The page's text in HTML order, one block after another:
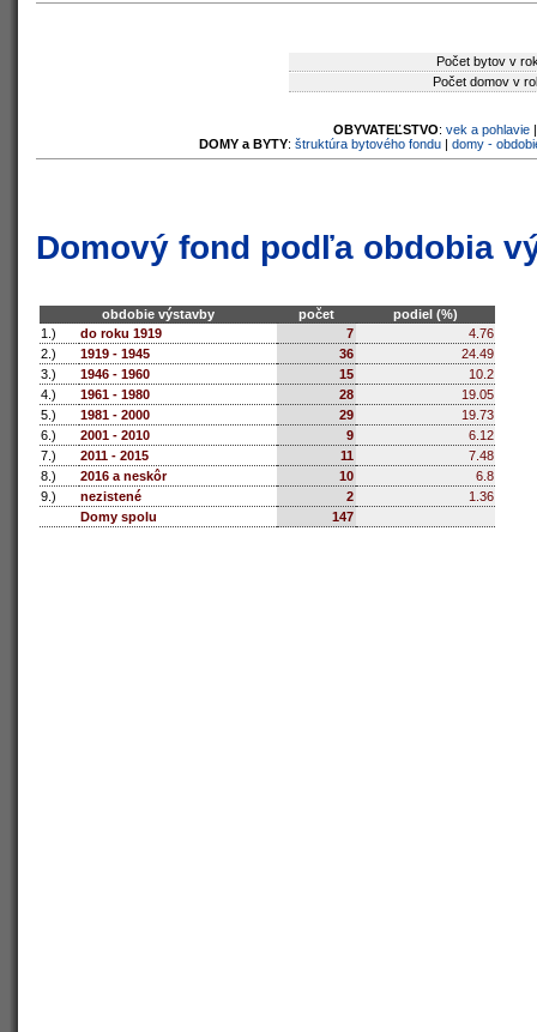
Počet bytov v
Počet domov v
OBYVATEĽSTVO: vek a pohlavie
DOMY a BYTY: štruktúra bytového fondu| domy -
Domový fond podľa obdobia
obdobie výstavby počet
podiel (%)
1.)
do roku 1919 7
4.76
2.)
1919 - 1945 36
24.49
3.)
1946 - 1960 15
10.2
4.)
1961 - 1980 28
19.05
5.)
1981 - 2000 29
19.73
6.)
2001 - 2010 9
6.12
7.)
2011 - 2015 11
7.48
8.)
2016 a neskôr 10
6.8
9.)
nezistené 2
1.36
Domy spolu
147